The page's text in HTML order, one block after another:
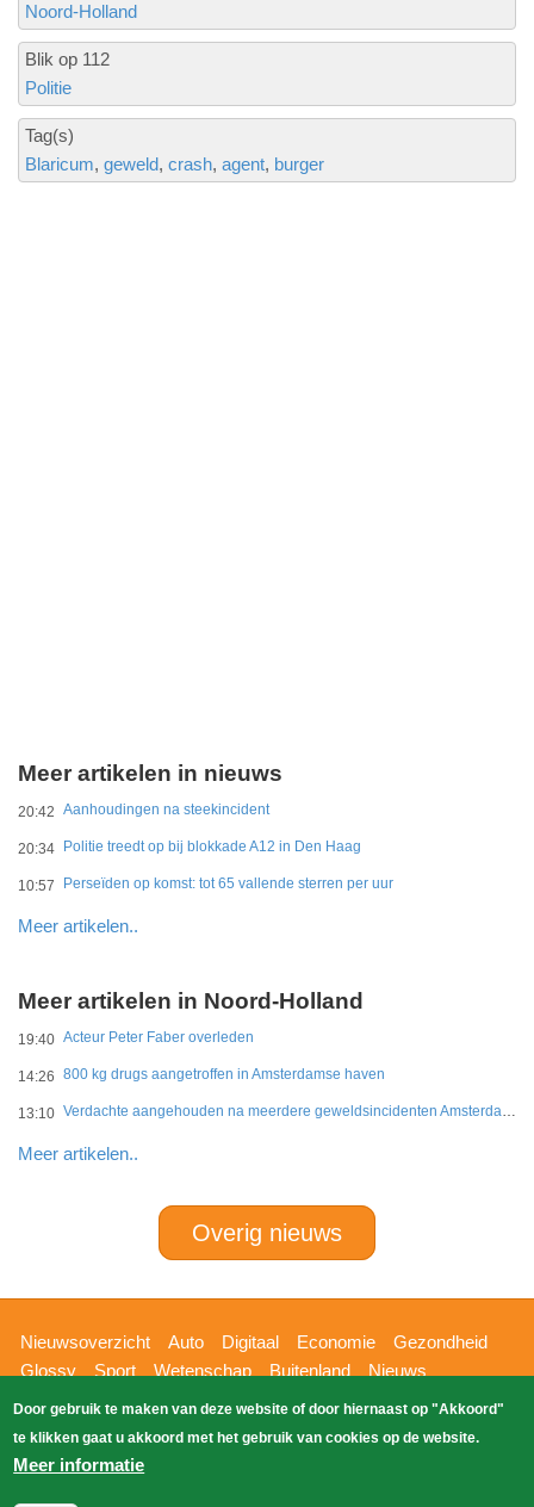
Noord-Holland
Blik op 112
Politie
Tag(s)
Blaricum geweld crash agent burger
Meer artikelen in nieuws
20:42 Aanhoudingen na steekincident
20:34 Politie treedt op bij blokkade A12 in Den Haag
10:57 Perseïden op komst: tot 65 vallende sterren per uur
Meer artikelen..
Meer artikelen in Noord-Holland
19:40 Acteur Peter Faber overleden
14:26 800 kg drugs aangetroffen in Amsterdamse haven
13:10 Verdachte aangehouden na meerdere geweldsincidenten Amsterdam-West
Meer artikelen..
Overig nieuws
Hoofdnavigatie
Nieuwsoverzicht Auto Digitaal Economie
Gezondheid
Glossy
Sport Wetenschap Buitenland
Nieuws
Bizzpress
Blik op 112 Provincies
Weekoverzicht
Zoeken
Copyright Blik Op Nieuws 2026gehost
Door gebruik te maken van deze website of door hiernaast op "Akkoord"
te klikken gaat u akkoord met het gebruik van cookies op de website.
Meer informatie